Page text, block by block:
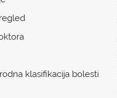
klasifikacija bolesti